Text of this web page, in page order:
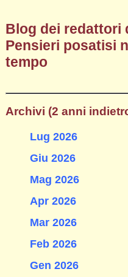
Blog dei redattori
Pensieri posatisi
tempo
Archivi (2 anni
Lug 2026
Giu 2026
Mag 2026
Apr 2026
Mar 2026
Feb 2026
Gen 2026